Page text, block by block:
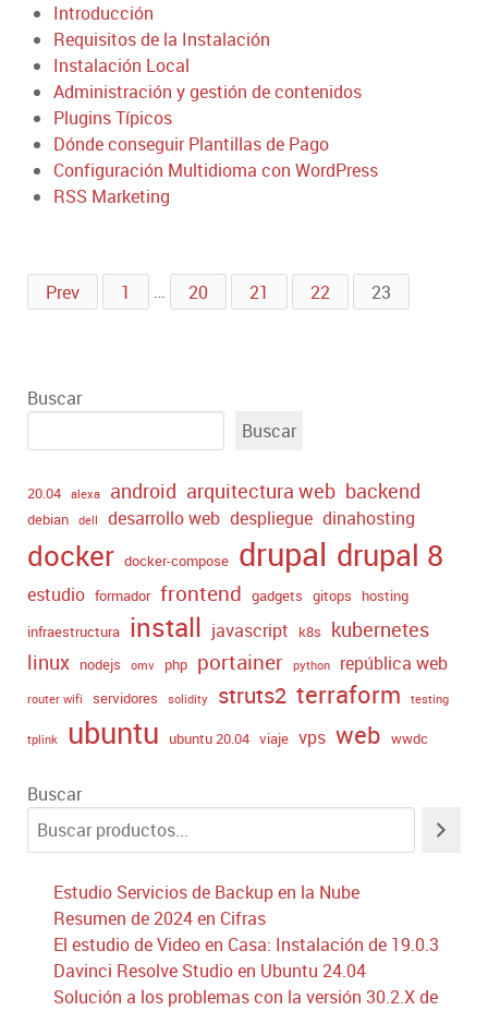
Introducción
Requisitos de la Instalación
Instalación Local
Administración y gestión de contenidos
Plugins Típicos
Dónde conseguir Plantillas de Pago
Configuración Multidioma con WordPress
RSS Marketing
Prev 1 … 20 21 22 23
Buscar
Buscar
20.04 alexa android arquitectura web backend
debian dell desarrollo web despliegue dinahosting
docker docker-compose drupal drupal 8
estudio formador frontend gadgets gitops
hosting
infraestructura install javascript k8s
kubernetes
linux nodejs omv php portainer python república web
router wifi servidores solidity struts2 terraform testing
tplink ubuntu ubuntu 20.04 viaje vps web wwdc
Buscar
Estudio Servicios de Backup en la Nube
Resumen de 2024 en Cifras
El estudio de Video en Casa: Instalación de 19.0.3
Davinci Resolve Studio en Ubuntu 24.04
Solución a los problemas con la versión 30.2.X de